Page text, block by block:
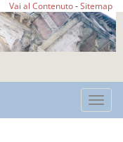
Vai al Contenuto-Sitemap